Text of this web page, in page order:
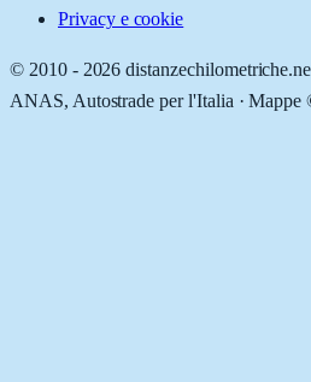
Privacy e cookie
© 2010 - 2026
ANAS, Autostrade per l'Italia · Mappe